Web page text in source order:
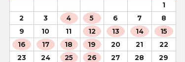
1
2
3 4 5 6 7
8
9
10 11 12 13 14
15
16
17 18 19 20 21
22
23
24 25 26 27 28
29